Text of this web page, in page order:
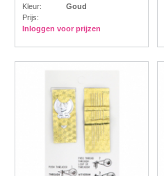
Kleur:
Goud
Prijs:
Inloggen voor prijzen